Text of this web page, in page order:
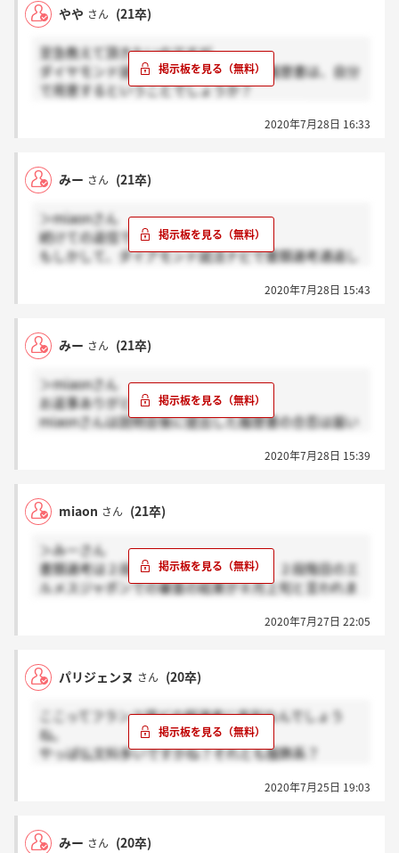
やや さん (21卒)
至急教えて頂きたいのですが、
ダイヤモンド就活ナビ主催の説明会の履歴書は、自分
で用意するということでしょうか？
2020年7月28日 16:33
みー さん (21卒)
＞miaonさん
続けての返信で、すみません。
もしかして、ダイアモンド就活ナビで書類選考通過し
就活ナビでの書類選考通過→エルメスジャポンでの書
来る、という認識でしょうか、、？
2020年7月28日 15:43
みー さん (21卒)
＞miaonさん
お返事ありがとうございます！
miaonさんは説明会後に提出した履歴書の合否は届い
した日付も教えていただきたいです、、、2020年7月28日 15:39
miaon さん (21卒)
＞みーさん
書類選考は２段階に分けて行うそうで、２段階目のエ
ルメスジャポンでの審査の結果が８月上旬と言われま
2020年7月27日 22:05
パリジェンヌ さん (20卒)
ここってフランス語どの程選考に有利なんでしょう
ね。
やっぱ仏文科多いですかね？それとも服飾系？
2020年7月25日 19:03
みー さん (20卒)